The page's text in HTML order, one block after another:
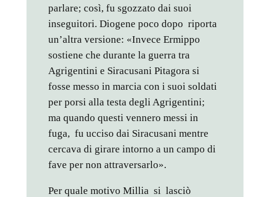
parlare; così, fu sgozzato dai suoi
inseguitori. Diogene poco dopo riporta
un’altra versione: «Invece Ermippo
sostiene che durante la guerra tra
Agrigentini e Siracusani Pitagora si
fosse messo in marcia con i suoi soldati
per porsi alla testa degli Agrigentini;
ma quando questi vennero messi in
fuga, fu ucciso dai Siracusani mentre
cercava di girare intorno a un campo di
fave per non attraversarlo».
Per quale motivo Millia si lasciò